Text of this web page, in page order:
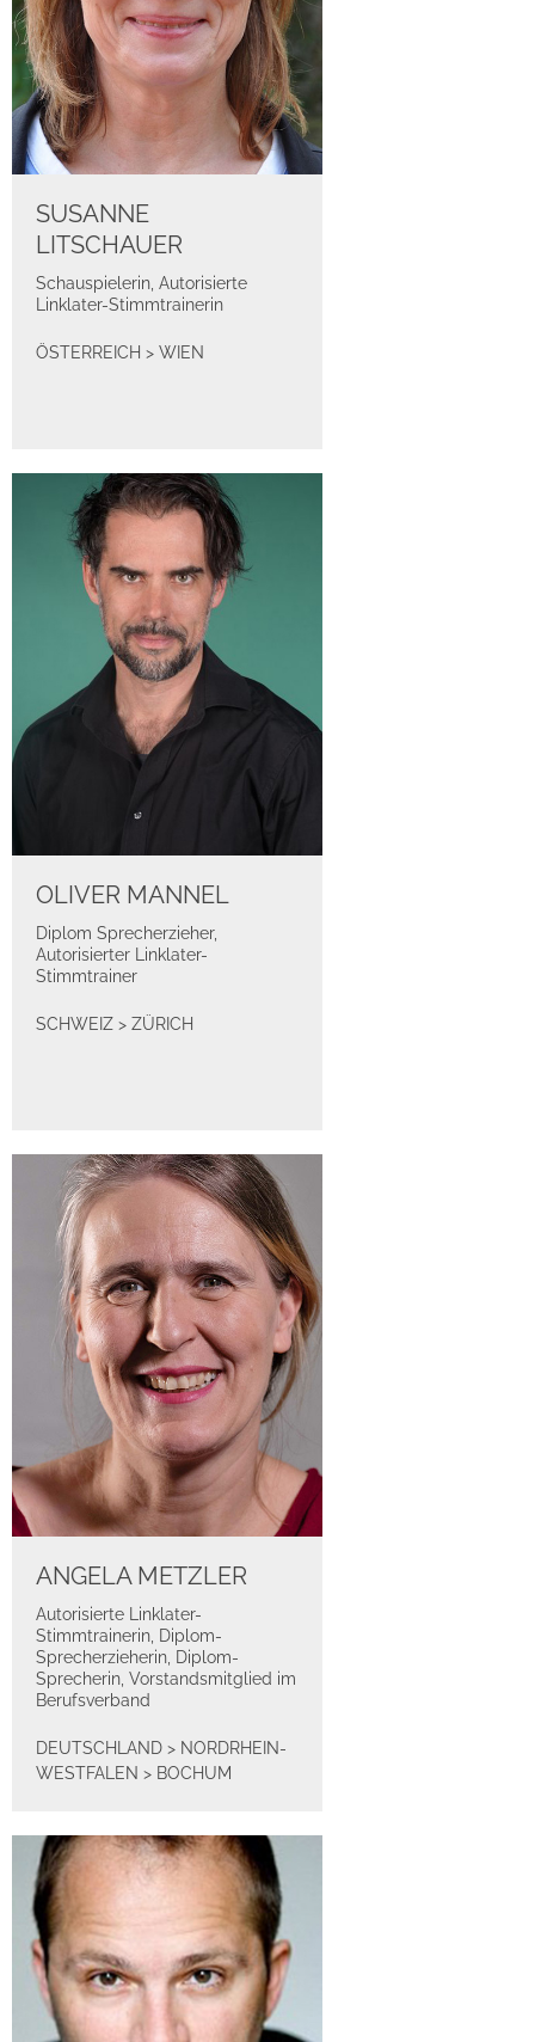
SUSANNE
LITSCHAUER
Schauspielerin, Autorisierte
Linklater-Stimmtrainerin
ÖSTERREICH > WIEN
OLIVER MANNEL
Diplom Sprecherzieher,
Autorisierter Linklater-
Stimmtrainer
SCHWEIZ > ZÜRICH
ANGELA METZLER
Autorisierte Linklater-
Stimmtrainerin, Diplom-
Sprecherzieherin, Diplom-
Sprecherin, Vorstandsmitglied im
Berufsverband
DEUTSCHLAND > NORDRHEIN-
WESTFALEN > BOCHUM